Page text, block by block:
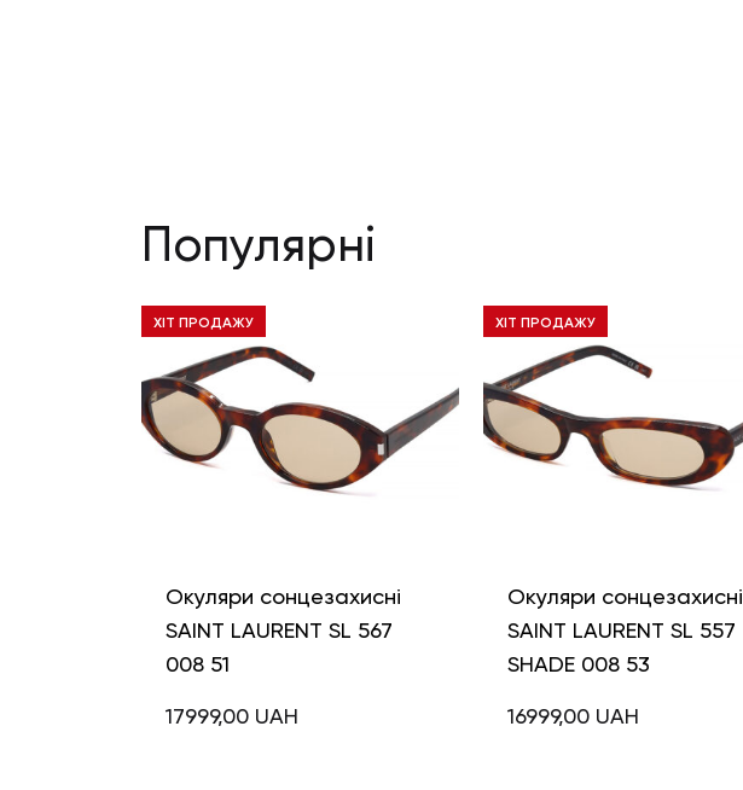
Популярні
ХІТ ПРОДАЖУ
Окуляри сонцезахисні
SAINT LAURENT SL 567
008 51
17999,00 UAH
ХІТ ПРОДАЖУ
Окуляри сонцезахисні
SAINT LAURENT SL 557
SHADE 008 53
16999,00 UAH